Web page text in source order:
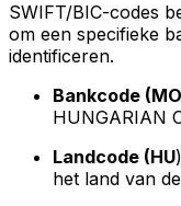
SWIFT/BIC-codes
om een specifieke
identificeren.
Bankcode
HUNGARIAN
Landcode (HU
het land van